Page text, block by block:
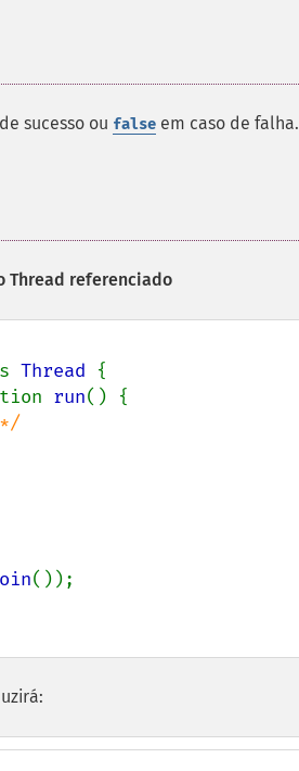
sucesso ou false em caso de falha.
Thread referenciado
Thread {
run() {